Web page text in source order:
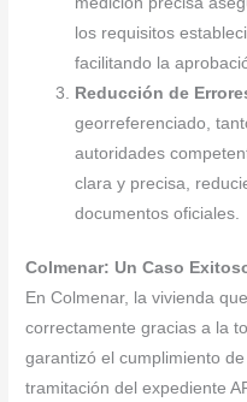
los requisitos
facilitando la
Reducción de
georreferenciado,
autoridades
clara y precisa,
documentos oficiales.
Colmenar: Un Caso
En Colmenar, la vivienda
correctamente gracias a la
garantizó el cumplimiento
tramitación del expediente